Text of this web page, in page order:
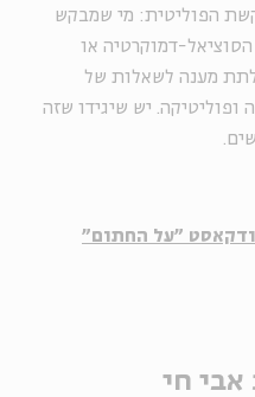
הפוליטית: מי שמבקש
דמוקרטיה או
לתת מענה לשאלות של
ופוליטיקה. יש שיגידו שזה
"על החתום"
אבי חי